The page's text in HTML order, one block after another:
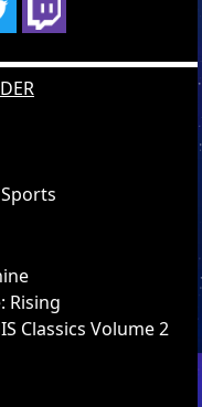
Rising
Classics Volume 2